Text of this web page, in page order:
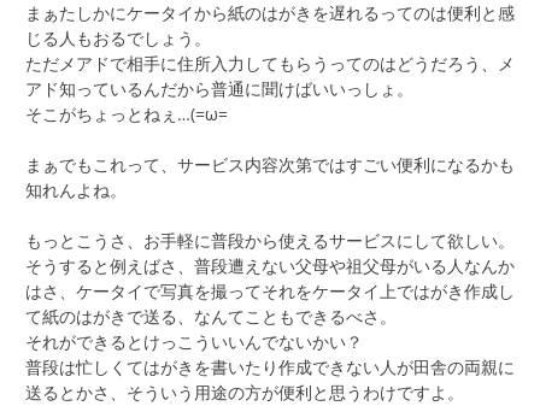
まぁたしかにケータイから紙のはがきを遅れるってのは便利と感
じる人もおるでしょう。
ただメアドで相手に住所入力してもらうってのはどうだろう、メ
アド知っているんだから普通に聞けばいいっしょ。
そこがちょっとねぇ…(=ω=
まぁでもこれって、サービス内容次第ではすごい便利になるかも
知れんよね。
もっとこうさ、お手軽に普段から使えるサービスにして欲しい。
そうすると例えばさ、普段遭えない父母や祖父母がいる人なんか
はさ、ケータイで写真を撮ってそれをケータイ上ではがき作成し
て紙のはがきで送る、なんてこともできるべさ。
それができるとけっこういいんでないかい？
普段は忙しくてはがきを書いたり作成できない人が田舎の両親に
送るとかさ、そういう用途の方が便利と思うわけですよ。